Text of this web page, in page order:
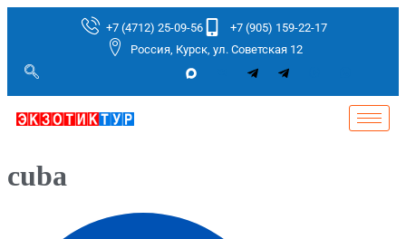
+7 (4712) 25-09-56
+7 (905) 159-22-17
Россия, Курск, ул. Советская 12
cuba